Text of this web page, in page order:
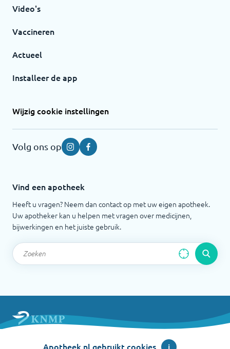
Video's
Vaccineren
Actueel
Installeer de app
Wijzig cookie instellingen
Volg ons op InstagramFacebook
Vind een apotheek
Heeft u vragen? Neem dan contact op met uw eigen apotheek.
Uw apotheker kan u helpen met vragen over medicijnen,
bijwerkingen en het juiste gebruik.
Nederlandse Maatschappij ter bevordering der
Apotheek.nl gebruikt cookies i